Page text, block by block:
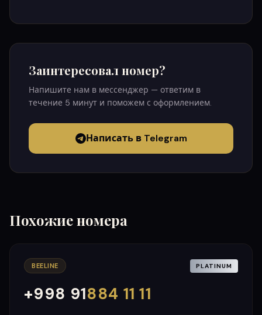
Заинтересовал номер?
Напишите нам в мессенджер — ответим в
течение 5 минут и поможем с оформлением.
Написать в Telegram
Похожие номера
BEELINE PLATINUM
+998 91884 11 11
000
999